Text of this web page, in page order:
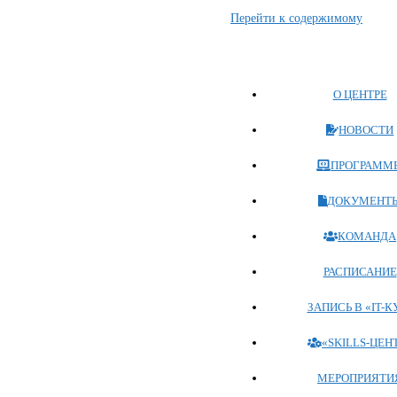
Перейти к содержимому
О ЦЕНТРЕ
НОВОСТИ
КОМАНДА
РАСПИСАНИЕ
ЗАПИСЬ В «IT-
«SKILLS-